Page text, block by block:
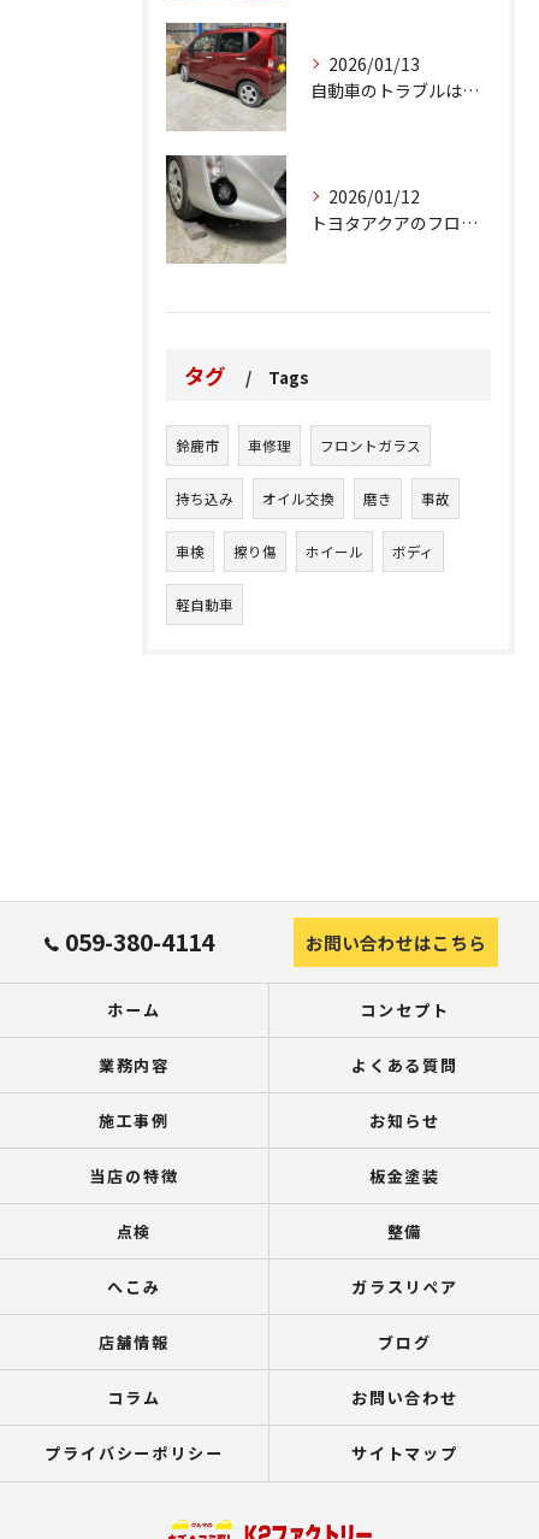
2026/01/13
自動車のトラブルは、日常生活において避けられない出来事の一つ...
2026/01/12
トヨタアクアのフロントバンパーの右下側を縁石にぶつけてできた...
タグ Tags
鈴鹿市 車修理 フロントガラス
持ち込み オイル交換 磨き 事故
車検 擦り傷 ホイール ボディ
軽自動車
059-380-4114 お問い合わせはこちら
ホーム コンセプト
業務内容 よくある質問
施工事例 お知らせ
当店の特徴 板金塗装
点検 整備
へこみ ガラスリペア
店舗情報 ブログ
コラム お問い合わせ
プライバシーポリシー サイトマップ